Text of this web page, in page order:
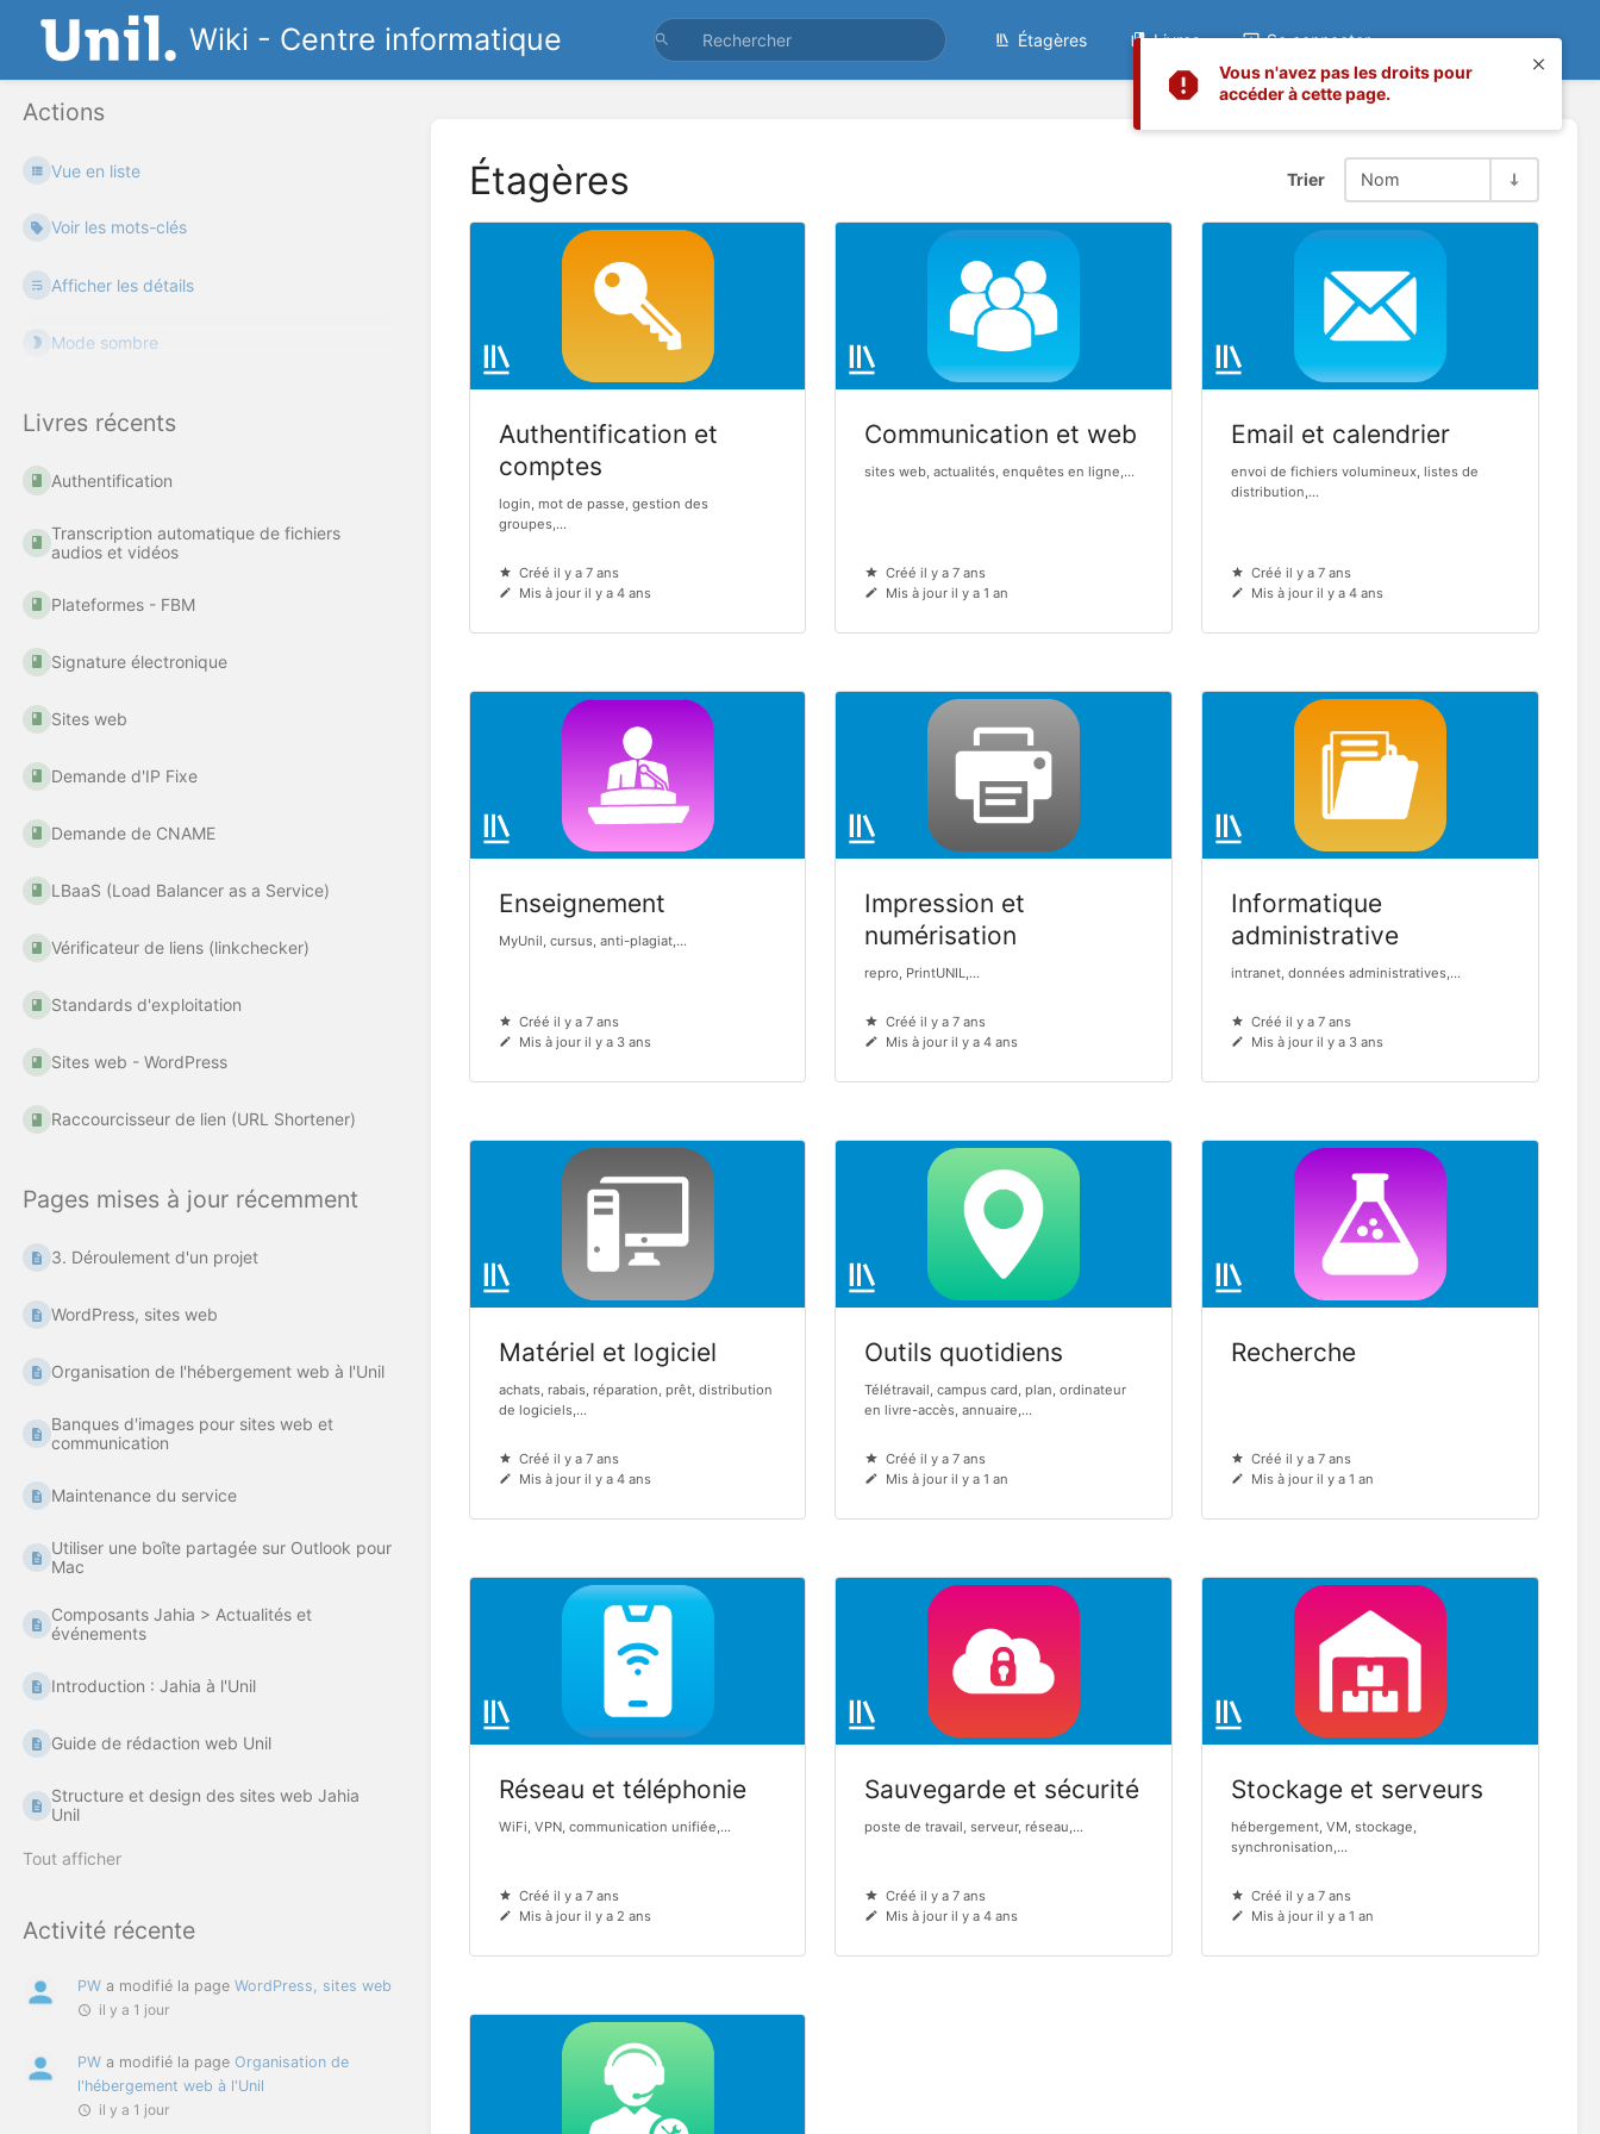
Vous n'avez pas les droits pour
accéder à cette page.
Wiki - Centre informatique Étagères Livres Se connecter
Actions
Vue en liste
Voir les mots-clés
Afficher les détails
Mode sombre
Livres récents
Authentification
Transcription automatique de fichiers
audios et vidéos
Plateformes - FBM
Signature électronique
Sites web
Demande d'IP Fixe
Demande de CNAME
LBaaS (Load Balancer as a Service)
Vérificateur de liens (linkchecker)
Standards d'exploitation
Sites web - WordPress
Raccourcisseur de lien (URL Shortener)
Pages mises à jour récemment
3. Déroulement d'un projet
WordPress, sites web
Organisation de l'hébergement web à l'Unil
Banques d'images pour sites web et
communication
Maintenance du service
Utiliser une boîte partagée sur Outlook pour
Mac
Composants Jahia > Actualités et
événements
Introduction : Jahia à l'Unil
Guide de rédaction web Unil
Structure et design des sites web Jahia
Unil
Tout afficher
Activité récente
PW a modifié la page WordPress, sites web
il y a 1 jour
PW a modifié la page Organisation de
l'hébergement web à l'Unil
il y a 1 jour
Étagères Trier Nom
Authentification et
comptes
login, mot de passe, gestion des
groupes,...
Créé il y a 7 ans
Mis à jour il y a 4 ans
Communication et web
sites web, actualités, enquêtes en ligne,...
Créé il y a 7 ans
Mis à jour il y a 1 an
Email et calendrier
envoi de fichiers volumineux, listes de
distribution,...
Créé il y a 7 ans
Mis à jour il y a 4 ans
Enseignement
MyUnil, cursus, anti-plagiat,...
Créé il y a 7 ans
Mis à jour il y a 3 ans
Impression et
numérisation
repro, PrintUNIL,...
Créé il y a 7 ans
Mis à jour il y a 4 ans
Informatique
administrative
intranet, données administratives,...
Créé il y a 7 ans
Mis à jour il y a 3 ans
Matériel et logiciel
achats, rabais, réparation, prêt, distribution
de logiciels,...
Créé il y a 7 ans
Mis à jour il y a 4 ans
Outils quotidiens
Télétravail, campus card, plan, ordinateur
en livre-accès, annuaire,...
Créé il y a 7 ans
Mis à jour il y a 1 an
Recherche
Créé il y a 7 ans
Mis à jour il y a 1 an
Réseau et téléphonie
WiFi, VPN, communication unifiée,...
Créé il y a 7 ans
Mis à jour il y a 2 ans
Sauvegarde et sécurité
poste de travail, serveur, réseau,...
Créé il y a 7 ans
Mis à jour il y a 4 ans
Stockage et serveurs
hébergement, VM, stockage,
synchronisation,...
Créé il y a 7 ans
Mis à jour il y a 1 an